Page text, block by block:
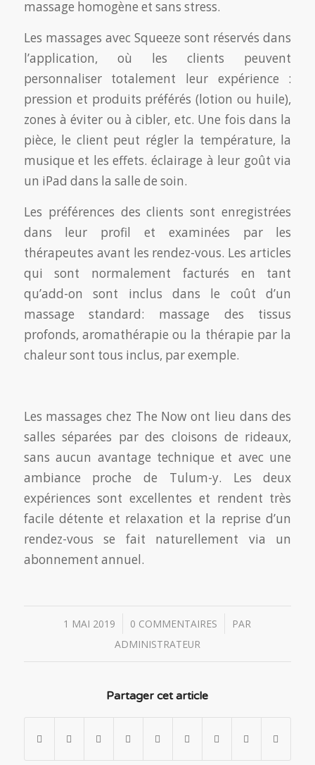
massage homogène et sans stress.
Les massages avec Squeeze sont réservés dans
l’application, où les clients peuvent
personnaliser totalement leur expérience :
pression et produits préférés (lotion ou huile),
zones à éviter ou à cibler, etc. Une fois dans la
pièce, le client peut régler la température, la
musique et les effets. éclairage à leur goût via
un iPad dans la salle de soin.
Les préférences des clients sont enregistrées
dans leur profil et examinées par les
thérapeutes avant les rendez-vous. Les articles
qui sont normalement facturés en tant
qu’add-on sont inclus dans le coût d’un
massage standard: massage des tissus
profonds, aromathérapie ou la thérapie par la
chaleur sont tous inclus, par exemple.
Les massages chez The Now ont lieu dans des
salles séparées par des cloisons de rideaux,
sans aucun avantage technique et avec une
ambiance proche de Tulum-y. Les deux
expériences sont excellentes et rendent très
facile détente et relaxation et la reprise d’un
rendez-vous se fait naturellement via un
abonnement annuel.
1 MAI 2019
/ 0 COMMENTAIRES
/
PAR
ADMINISTRATEUR
Partager cet article